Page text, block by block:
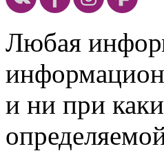
Любая
и ни при